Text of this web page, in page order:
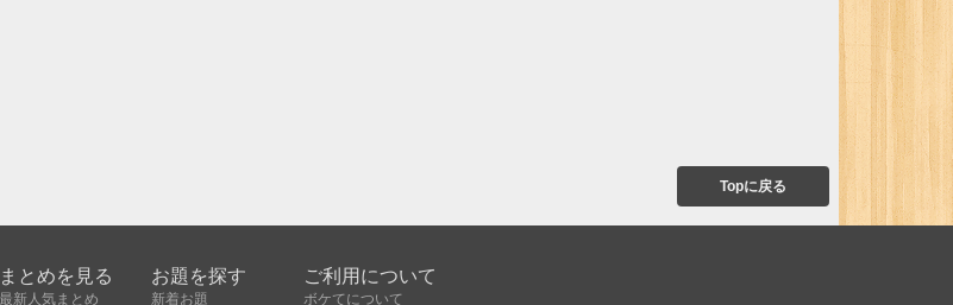
Topに戻る
まとめを見る
最新人気まとめ
お題を探す
新着お題
ご利用について
ボケてについて